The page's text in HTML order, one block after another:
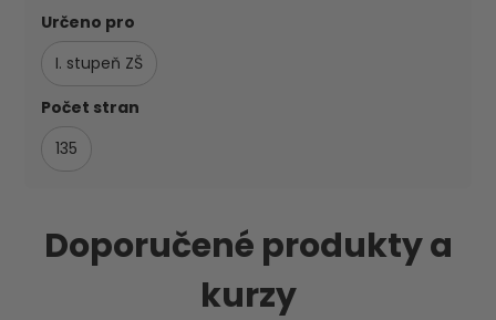
Určeno pro
I. stupeň ZŠ
Počet stran
135
Doporučené produkty a
kurzy